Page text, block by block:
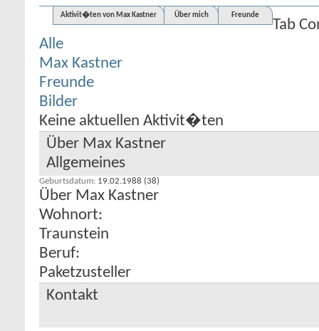
Aktivit�ten von Max Kastner Über mich Freunde
Tab
Alle
Max Kastner
Freunde
Bilder
Keine aktuellen Aktivit�ten
Über Max Kastner
Allgemeines
Geburtsdatum 19.02.1988 (38)
Über Max Kastner
Wohnort:
Traunstein
Beruf:
Paketzusteller
Kontakt